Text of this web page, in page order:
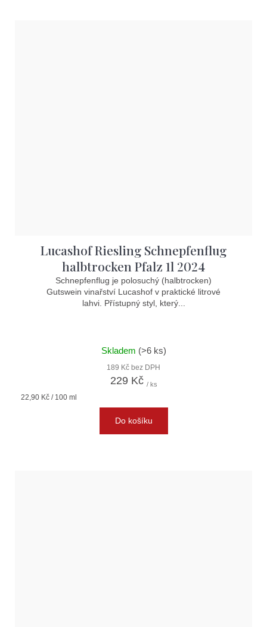
Lucashof Riesling Schnepfenflug
halbtrocken Pfalz 1l 2024
Schnepfenflug je polosuchý (halbtrocken)
Gutswein vinařství Lucashof v praktické litrové
lahvi. Přístupný styl, který...
Skladem (>6 ks)
189 Kč bez DPH
229 Kč / ks
Měrná
22,90 Kč / 100 ml
Do košíku